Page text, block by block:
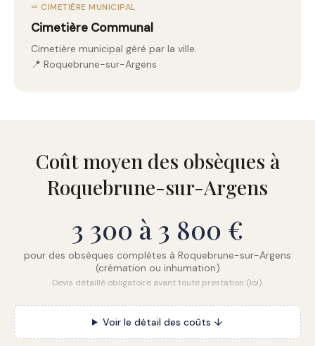
⚰️ CIMETIÈRE MUNICIPAL
Cimetière Communal
Cimetière municipal géré par la ville.
📍 Roquebrune-sur-Argens
Coût moyen des obsèques à
Roquebrune-sur-Argens
3 300 à 3 800 €
pour des obsèques complètes à Roquebrune-sur-Argens
(crémation ou inhumation)
Devis détaillé obligatoire avant toute prestation (loi).
Voir le détail des coûts ↓